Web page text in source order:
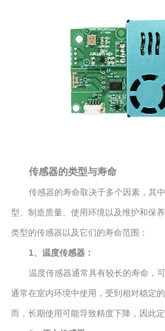
传感器的类型与寿命
传感器的寿命取决于多个因素，其
型、制造质量、使用环境以及维护和保
类型的传感器以及它们的寿命范围：
1、温度传感器：
温度传感器通常具有较长的寿命，
通常在室内环境中使用，受到相对稳定
而，长期使用可能导致精度下降，因此